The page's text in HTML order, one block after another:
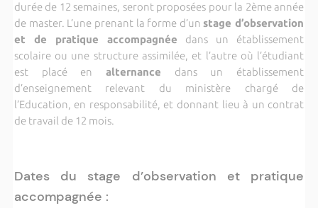
durée de 12 semaines, seront proposées pour la 2ème année
de master. L’une prenant la forme d’un stage d’observation
et de pratique accompagnée dans un établissement
scolaire ou une structure assimilée, et l’autre où l’étudiant
est placé en alternance dans un établissement
d’enseignement relevant du ministère chargé de
l’Education, en responsabilité, et donnant lieu à un contrat
de travail de 12 mois.
Dates du stage d’observation et pratique
accompagnée :